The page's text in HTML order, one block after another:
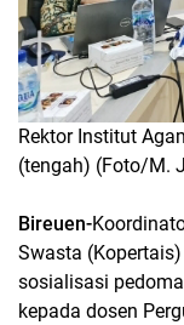
Rektor Institut
(tengah) (Foto/M.
Bireuen-
Swasta
sosialisasi
kepada dosen